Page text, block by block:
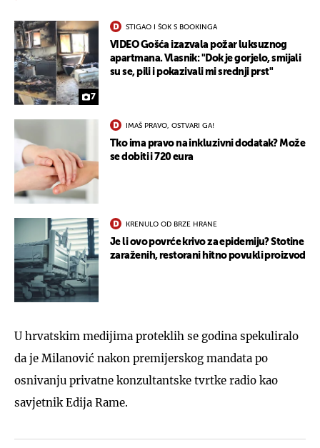
7
STIGAO I ŠOK S BOOKINGA
VIDEO Gošća izazvala požar luksuznog
apartmana. Vlasnik: "Dok je gorjelo, smijali
su se, pili i pokazivali mi srednji prst"
IMAŠ PRAVO, OSTVARI GA!
Tko ima pravo na inkluzivni dodatak? Može
se dobiti i 720 eura
KRENULO OD BRZE HRANE
Je li ovo povrće krivo za epidemiju? Stotine
zaraženih, restorani hitno povukli proizvod
U hrvatskim medijima proteklih se godina spekuliralo
da je Milanović nakon premijerskog mandata po
osnivanju privatne konzultantske tvrtke radio kao
savjetnik Edija Rame.